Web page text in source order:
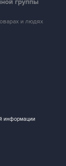
группы
и людях
информации